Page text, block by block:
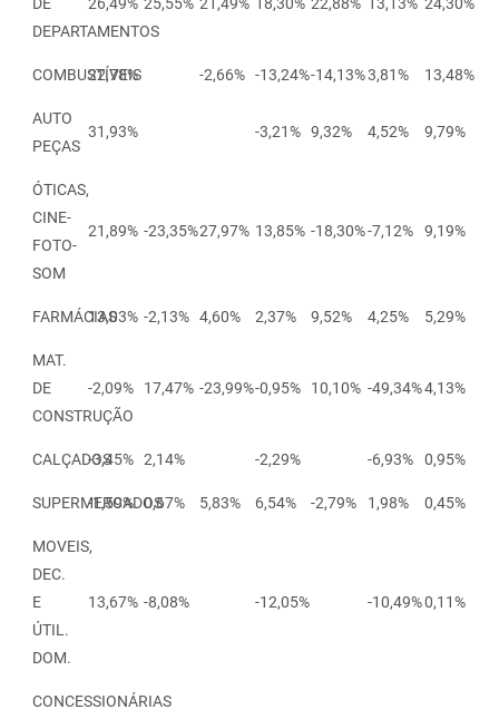
DEPARTAMENTOS
COMBUSTÍVEIS
22,78% -2,66% -13,24%-14,13%3,81% 13,48%
AUTO
PEÇAS
31,93% -3,21% 9,32% 4,52% 9,79%
ÓTICAS,
CINE-
FOTO-
SOM
21,89% -23,35%27,97% 13,85% -18,30%-7,12% 9,19%
FARMÁCIAS
13,03% -2,13% 4,60% 2,37% 9,52% 4,25% 5,29%
MAT.
DE
CONSTRUÇÃO
-2,09% 17,47% -23,99%-0,95% 10,10% -49,34%4,13%
CALÇADOS-3,45% 2,14% -2,29% -6,93% 0,95%
SUPERMERCADOS
-1,59% 0,67% 5,83% 6,54% -2,79% 1,98% 0,45%
MOVEIS,
DEC.
E
ÚTIL.
DOM.
13,67% -8,08% -12,05% -10,49%0,11%
CONCESSIONÁRIAS